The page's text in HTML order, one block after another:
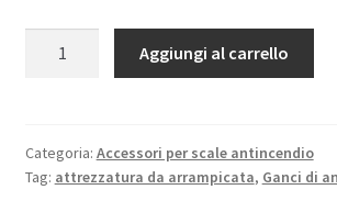
Aggiungi al carrello
Categoria: Accessori per scale antincendio
Tag: attrezzatura da arrampicata, Ganci di